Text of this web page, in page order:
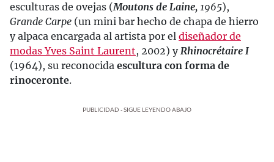
esculturas de ovejas (Moutons de Laine, 1965),
Grande Carpe (un mini bar hecho de chapa de hierro
y alpaca encargada al artista por el diseñador de
modas Yves Saint Laurent, 2002) yRhinocrétaire I
(1964), su reconocida escultura con forma de
rinoceronte.
PUBLICIDAD - SIGUE LEYENDO ABAJO